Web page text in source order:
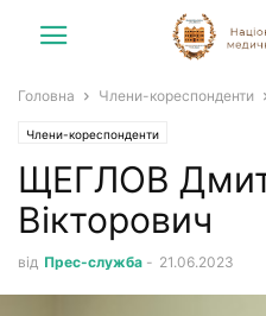
Головна Члени-кореспонденти
Члени-кореспонденти
ЩЕГЛОВ
Вікторович
від Прес-служба - 21.06.2023